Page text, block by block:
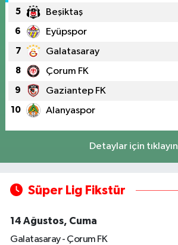
5 Beşiktaş
6 Eyüpspor
7 Galatasaray
8 Çorum FK
9 Gaziantep FK
10 Alanyaspor
Detaylar için tıklayın
Süper Lig Fikstür
14 Ağustos, Cuma
Galatasaray - Çorum FK